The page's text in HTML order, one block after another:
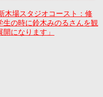
木場スタジオコースト：修
の時に鈴木みのるさんを観
になります」